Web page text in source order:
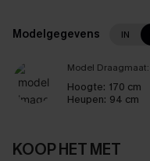
Modelgegevens IN
Model Draagmaat:
Hoogte: 170 cm
Heupen: 94 cm
KOOP HET MET